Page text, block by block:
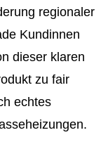
regionaler
Kundinnen
dieser klaren
zu fair
echtes